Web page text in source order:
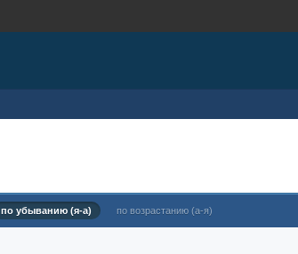
по убыванию (я-а) по возрастанию (а-я)